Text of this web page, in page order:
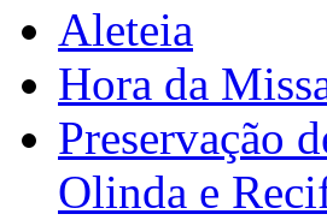
Aleteia
Hora da
Preservação
Olinda e